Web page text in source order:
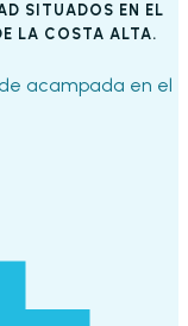
SITUADOS EN EL
LA COSTA ALTA.
acampada en el